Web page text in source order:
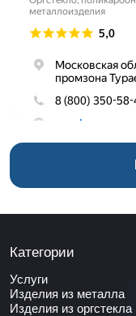
Категории
Услуги
Изделия из металла
Изделия из оргстекла